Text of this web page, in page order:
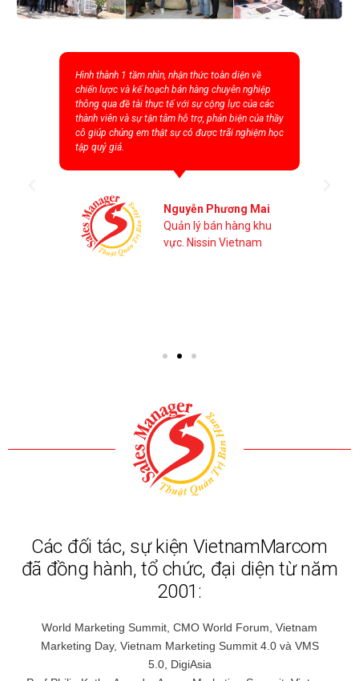
Hình thành 1 tầm nhìn, nhận thức toàn diện về
chiến lược và kế hoạch bán hàng chuyên nghiệp
thông qua đề tài thực tế với sự cộng lực của các
thành viên và sự tận tâm hỗ trợ, phản biện của thầy
cô giúp chúng em thật sự có được trãi nghiệm học
tập quý giá.
Nguyễn Phương Mai
Quản lý bán hàng khu
vực. Nissin Vietnam
Các đối tác, sự kiện VietnamMarcom
đã đồng hành, tổ chức, đại diện từ năm
2001:
World Marketing Summit, CMO World Forum, Vietnam
Marketing Day, Vietnam Marketing Summit 4.0 và VMS
5.0, DigiAsia